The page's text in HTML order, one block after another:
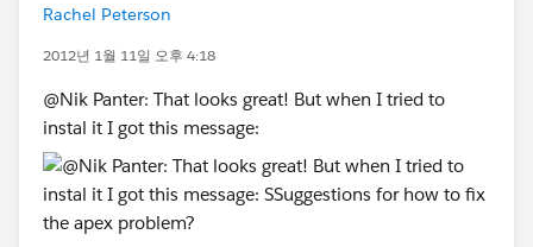
Rachel Peterson
2012년 1월 11일 오후 4:18
@Nik Panter: That looks great! But when I tried to
instal it I got this message: